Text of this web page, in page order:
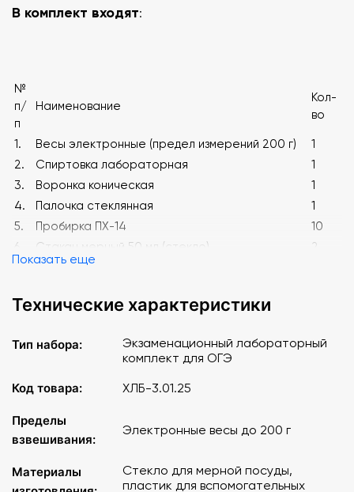
В комплект входят:
№
п/
п
Наименование
Кол-
во
1. Весы электронные (предел измерений 200 г)
1
2.
Спиртовка лабораторная
1
3.
Воронка коническая
1
4.
Палочка стеклянная
1
5.
Пробирка ПХ-14
10
6.
Стакан мерный 50 мл (стекло)
2
7.
Цилиндр мерный 50 мл
9.
Зажим для пробирок
11.
Газоотводная трубка с пробкой (гибкая)
1
Штатив лабораторный химический
разрезное, муфта)
14. Прибор для получения газов
15. Лоток
16.
Ложемент
Показать еще
Технические характеристики
Тип набора:
Экзаменационный лабораторный
комплект для ОГЭ
Код товара:
ХЛБ-3.01.25
Пределы
взвешивания:
Электронные весы до 200 г
Материалы
Стекло для мерной посуды,
пластик для вспомогательных